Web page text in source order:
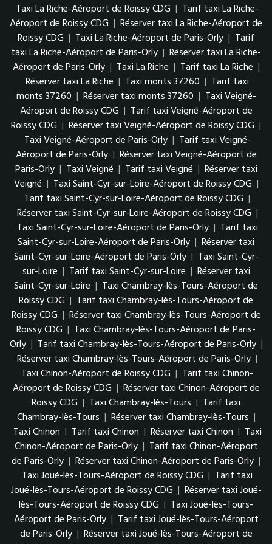
Taxi La Riche-Aéroport de Roissy CDG | Tarif taxi La Riche-
Aéroport de Roissy CDG | Réserver taxi La Riche-Aéroport de
Roissy CDG | Taxi La Riche-Aéroport de Paris-Orly | Tarif
taxi La Riche-Aéroport de Paris-Orly | Réserver taxi La Riche-
Aéroport de Paris-Orly | Taxi La Riche | Tarif taxi La Riche |
Réserver taxi La Riche | Taxi monts 37260 | Tarif taxi
monts 37260 | Réserver taxi monts 37260 | Taxi Veigné-
Aéroport de Roissy CDG | Tarif taxi Veigné-Aéroport de
Roissy CDG | Réserver taxi Veigné-Aéroport de Roissy CDG |
Taxi Veigné-Aéroport de Paris-Orly | Tarif taxi Veigné-
Aéroport de Paris-Orly | Réserver taxi Veigné-Aéroport de
Paris-Orly | Taxi Veigné | Tarif taxi Veigné | Réserver taxi
Veigné | Taxi Saint-Cyr-sur-Loire-Aéroport de Roissy CDG |
Tarif taxi Saint-Cyr-sur-Loire-Aéroport de Roissy CDG |
Réserver taxi Saint-Cyr-sur-Loire-Aéroport de Roissy CDG |
Taxi Saint-Cyr-sur-Loire-Aéroport de Paris-Orly | Tarif taxi
Saint-Cyr-sur-Loire-Aéroport de Paris-Orly | Réserver taxi
Saint-Cyr-sur-Loire-Aéroport de Paris-Orly | Taxi Saint-Cyr-
sur-Loire | Tarif taxi Saint-Cyr-sur-Loire | Réserver taxi
Saint-Cyr-sur-Loire | Taxi Chambray-lès-Tours-Aéroport de
Roissy CDG | Tarif taxi Chambray-lès-Tours-Aéroport de
Roissy CDG | Réserver taxi Chambray-lès-Tours-Aéroport de
Roissy CDG | Taxi Chambray-lès-Tours-Aéroport de Paris-
Orly | Tarif taxi Chambray-lès-Tours-Aéroport de Paris-Orly |
Réserver taxi Chambray-lès-Tours-Aéroport de Paris-Orly |
Taxi Chinon-Aéroport de Roissy CDG | Tarif taxi Chinon-
Aéroport de Roissy CDG | Réserver taxi Chinon-Aéroport de
Roissy CDG | Taxi Chambray-lès-Tours | Tarif taxi
Chambray-lès-Tours | Réserver taxi Chambray-lès-Tours |
Taxi Chinon | Tarif taxi Chinon | Réserver taxi Chinon | Taxi
Chinon-Aéroport de Paris-Orly | Tarif taxi Chinon-Aéroport
de Paris-Orly | Réserver taxi Chinon-Aéroport de Paris-Orly |
Taxi Joué-lès-Tours-Aéroport de Roissy CDG | Tarif taxi
Joué-lès-Tours-Aéroport de Roissy CDG | Réserver taxi Joué-
lès-Tours-Aéroport de Roissy CDG | Taxi Joué-lès-Tours-
Aéroport de Paris-Orly | Tarif taxi Joué-lès-Tours-Aéroport
de Paris-Orly | Réserver taxi Joué-lès-Tours-Aéroport de